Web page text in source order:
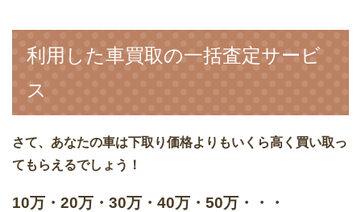
利用した車買取の一括査定サービ
ス
さて、あなたの車は下取り価格よりもいくら高く買い取っ
てもらえるでしょう！
10万・20万・30万・40万・50万・・・